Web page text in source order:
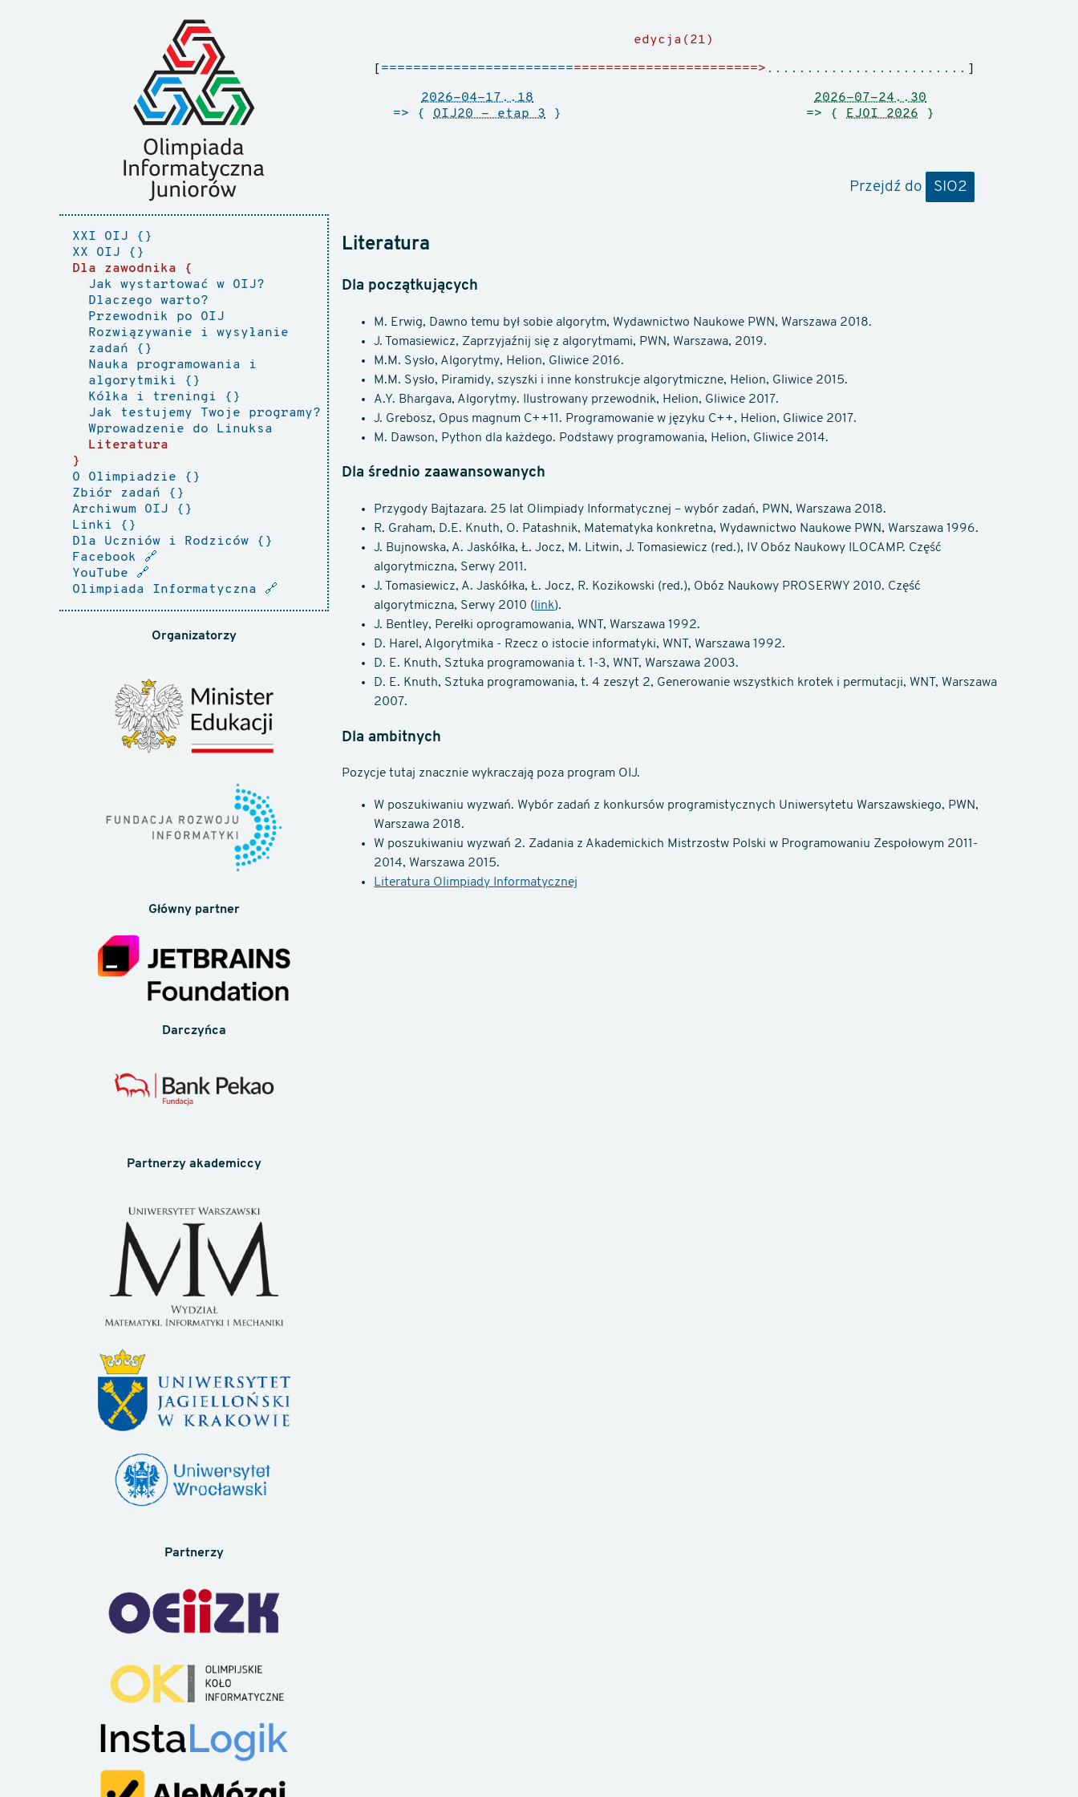
edycja(21)
2026-04-17..18
=> { OIJ20 - etap 3 }
2026-07-24..30
=> {
EJOI 2026 }
[ ===============================================>. ........................ ]
Przejdź do SIO2
XXI OIJ
XX OIJ
Dla zawodnika
Jak wystartować w OIJ?
Dlaczego warto?
Przewodnik po OIJ
Rozwiązywanie i wysyłanie
zadań
Nauka programowania i
algorytmiki
Kółka i treningi
Jak testujemy Twoje programy?
Wprowadzenie do Linuksa
Literatura
O Olimpiadzie
Zbiór zadań
Archiwum OIJ
Linki
Dla Uczniów i Rodziców
Facebook 🔗
YouTube 🔗
Olimpiada Informatyczna
🔗
Literatura
Dla początkujących
M. Erwig, Dawno temu był sobie algorytm, Wydawnictwo Naukowe PWN, Warszawa 2018.
J. Tomasiewicz, Zaprzyjaźnij się z algorytmami, PWN, Warszawa, 2019.
M.M. Sysło, Algorytmy, Helion, Gliwice 2016.
M.M. Sysło, Piramidy, szyszki i inne konstrukcje algorytmiczne, Helion, Gliwice 2015.
A.Y. Bhargava, Algorytmy. Ilustrowany przewodnik, Helion, Gliwice 2017.
J. Grebosz, Opus magnum C++11. Programowanie w języku C++, Helion, Gliwice 2017.
M. Dawson, Python dla każdego. Podstawy programowania, Helion, Gliwice 2014.
Dla średnio zaawansowanych
Przygody Bajtazara. 25 lat Olimpiady Informatycznej – wybór zadań, PWN, Warszawa 2018.
R. Graham, D.E. Knuth, O. Patashnik, Matematyka konkretna, Wydawnictwo Naukowe PWN, Warszawa 1996.
J. Bujnowska, A. Jaskółka, Ł. Jocz, M. Litwin, J. Tomasiewicz (red.), IV Obóz Naukowy ILOCAMP. Część
algorytmiczna, Serwy 2011.
J. Tomasiewicz, A. Jaskółka, Ł. Jocz, R. Kozikowski (red.), Obóz Naukowy PROSERWY 2010. Część
algorytmiczna, Serwy 2010 ( link).
J. Bentley, Perełki oprogramowania, WNT, Warszawa 1992.
D. Harel, Algorytmika - Rzecz o istocie informatyki, WNT, Warszawa 1992.
D. E. Knuth, Sztuka programowania t. 1-3, WNT, Warszawa 2003.
D. E. Knuth, Sztuka programowania, t. 4 zeszyt 2, Generowanie wszystkich krotek i permutacji, WNT, Warszawa
2007.
Dla ambitnych
Pozycje tutaj znacznie wykraczają poza program OIJ.
W poszukiwaniu wyzwań. Wybór zadań z konkursów programistycznych Uniwersytetu Warszawskiego, PWN,
Warszawa 2018.
W poszukiwaniu wyzwań 2. Zadania z Akademickich Mistrzostw Polski w Programowaniu Zespołowym 2011-
2014, Warszawa 2015.
Literatura Olimpiady Informatycznej
Organizatorzy
Główny partner
Darczyńca
Partnerzy akademiccy
Partnerzy